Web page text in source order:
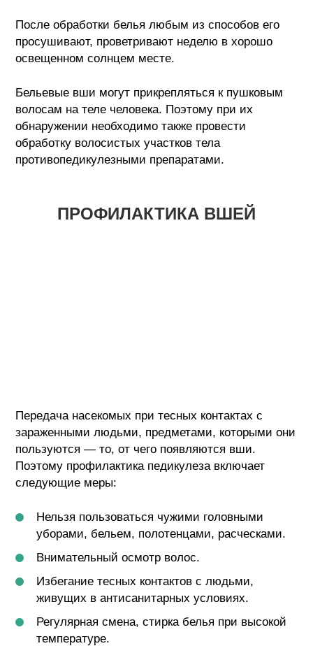
После обработки белья любым из способов его
просушивают, проветривают неделю в хорошо
освещенном солнцем месте.
Бельевые вши могут прикрепляться к пушковым
волосам на теле человека. Поэтому при их
обнаружении необходимо также провести
обработку волосистых участков тела
противопедикулезными препаратами.
ПРОФИЛАКТИКА ВШЕЙ
Передача насекомых при тесных контактах с
зараженными людьми, предметами, которыми они
пользуются — то, от чего появляются вши.
Поэтому профилактика педикулеза включает
следующие меры:
Нельзя пользоваться чужими головными
уборами, бельем, полотенцами, расческами.
Внимательный осмотр волос.
Избегание тесных контактов с людьми,
живущих в антисанитарных условиях.
Регулярная смена, стирка белья при высокой
температуре.